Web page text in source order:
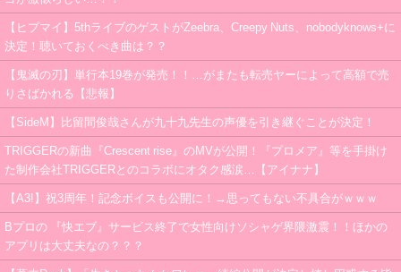
【ヒプマイ】5thライブのゲストがZeebra、Creepy Nuts、nobodyknows+に
決定！聴いておくべき曲は？？
【鬼滅の刃】単行本19巻が発売！！…がまたも転売ヤーによって高額で売
りさばかれる【悲報】
【SideM】比留間俊哉さんが九十九先生の声優を引き継ぐことが決定！
TRIGGERの新曲『Crescent rise』のMVが公開！『プロメア』等を手掛け
た制作会社TRIGGERとのコラボにオタク感涙…【アイナナ】
【A3!】祝3周年！記念ボイスも公開に！→思ってもない不具合がｗｗｗ
Bプロの 『快エブ』サービス終了で女性向けソシャゲ界隈激震！！ほかの
アプリは大丈夫なの？？？